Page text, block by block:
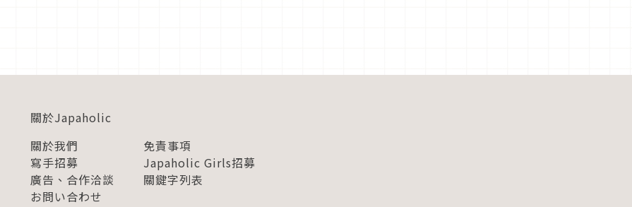
關於Japaholic
關於我們
免責事項
寫手招募
Japaholic Girls招募
廣告、合作洽談
關鍵字列表
お問い合わせ